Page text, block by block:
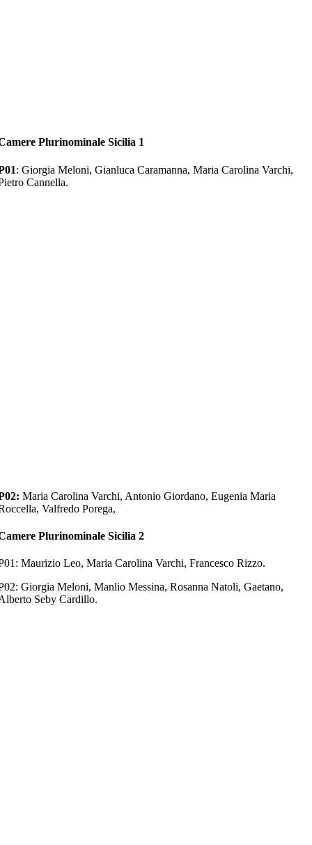
Plurinominale Sicilia 1
: Giorgia Meloni, Gianluca Caramanna, Maria Carolina Varchi,
Cannella.
Maria Carolina Varchi, Antonio Giordano, Eugenia Maria
Valfredo Porega,
Plurinominale Sicilia 2
Maurizio Leo, Maria Carolina Varchi, Francesco Rizzo.
Giorgia Meloni, Manlio Messina, Rosanna Natoli, Gaetano,
Seby Cardillo.